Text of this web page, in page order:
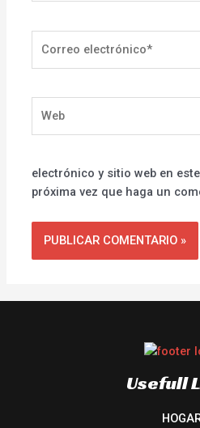
electrónico*
electrónico y sitio web en
próxima vez que haga un
Usefull